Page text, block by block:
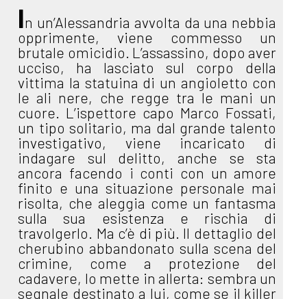
In un’Alessandria avvolta da una nebbia
opprimente, viene commesso un
brutale omicidio. L’assassino, dopo aver
ucciso, ha lasciato sul corpo della
vittima la statuina di un angioletto con
le ali nere, che regge tra le mani un
cuore. L’ispettore capo Marco Fossati,
un tipo solitario, ma dal grande talento
investigativo, viene incaricato di
indagare sul delitto, anche se sta
ancora facendo i conti con un amore
finito e una situazione personale mai
risolta, che aleggia come un fantasma
sulla sua esistenza e rischia di
travolgerlo. Ma c’è di più. Il dettaglio del
cherubino abbandonato sulla scena del
crimine, come a protezione del
cadavere, lo mette in allerta: sembra un
segnale destinato a lui, come se il killer